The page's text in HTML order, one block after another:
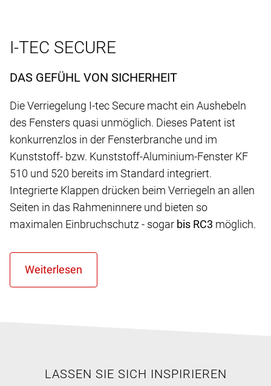
I-TEC SECURE
DAS GEFÜHL VON SICHERHEIT
Die Verriegelung I-tec Secure macht ein Aushebeln
des Fensters quasi unmöglich. Dieses Patent ist
konkurrenzlos in der Fensterbranche und im
Kunststoff- bzw. Kunststoff-Aluminium-Fenster KF
510 und 520 bereits im Standard integriert.
Integrierte Klappen drücken beim Verriegeln an allen
Seiten in das Rahmeninnere und bieten so
maximalen Einbruchschutz - sogar bis RC3 möglich.
LASSEN SIE SICH INSPIRIEREN